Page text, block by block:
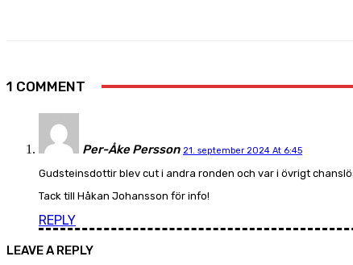
1 COMMENT
Per-Åke Persson 21. september 2024 At 6:45
Gudsteinsdottir blev cut i andra ronden och var i övrigt
Tack till Håkan Johansson för info!
REPLY
LEAVE A REPLY